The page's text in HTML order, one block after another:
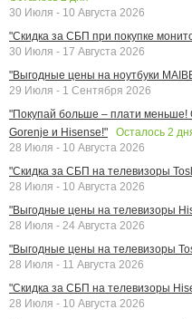
30 Июля - 10 Августа 2026
"Скидка за СБП при покупке
30 Июля - 17 Августа 2026
"Выгодные цены на ноутбуки
29 Июля - 1 Сентября 2026
"Покупай больше – плати меньше!
Gorenje и Hisense!"
Осталось 2
28 Июля - 10 Августа 2026
"Скидка за СБП на телевизоры
28 Июля - 10 Августа 2026
"Выгодные цены на телевизоры
28 Июля - 24 Августа 2026
"Выгодные цены на телевизоры
28 Июля - 11 Августа 2026
"Скидка за СБП на телевизоры
28 Июля - 10 Августа 2026